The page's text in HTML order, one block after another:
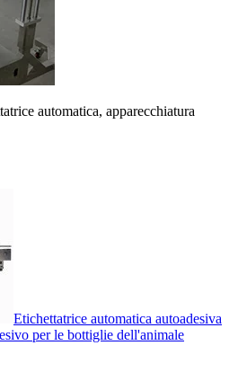
automatica, apparecchiatura
Etichettatrice automatica autoadesiva
per le bottiglie dell'animale